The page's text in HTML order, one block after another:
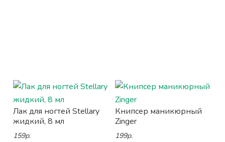
Лак для ногтей Stellary
жидкий, 8 мл
159р.
Книпсер маникюрный
Zinger
199р.